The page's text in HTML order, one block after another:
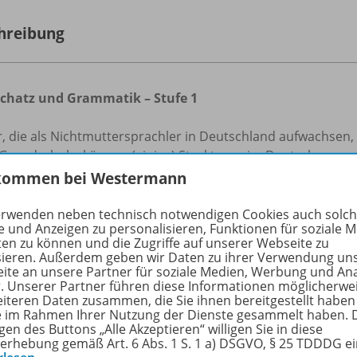
und Grammatik – Stufe 1
die als Nichtmuttersprachler in Deutschland
können (einige) Strukturen im Deutschen
groben Zusammenhänge. Dennoch haben sie oftmals
Wissen nicht gefestigt ist. Mit dem vorliegenden
werden, ihr Wissen zu wiederholen, zu vertiefen und
Schule (Wortschatz / der - die - das)
(Genitiv mit s)
bei Westermann
neben technisch notwendigen Cookies auch
und Anzeigen zu personalisieren, Funktionen für soziale
zu können und die Zugriffe auf unserer Webseite zu
Außerdem geben wir Daten zu ihrer Verwendung
an unsere Partner für soziale Medien, Werbung und
Unserer Partner führen diese Informationen
Daten zusammen, die Sie ihnen bereitgestellt
im Rahmen Ihrer Nutzung der Dienste gesammelt haben.
des Buttons „Alle Akzeptieren“ willigen Sie in diese
gemäß Art. 6 Abs. 1 S. 1 a) DSGVO, § 25 TDDDG